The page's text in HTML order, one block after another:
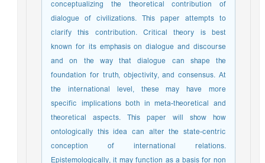
conceptualizing the theoretical contribution of
dialogue of civilizations. This paper attempts to
clarify this contribution. Critical theory is best
known for its emphasis on dialogue and discourse
and on the way that dialogue can shape the
foundation for truth, objectivity, and consensus. At
the international level, these may have more
specific implications both in meta-theoretical and
theoretical aspects. This paper will show how
ontologically this idea can alter the state-centric
conception of international relations.